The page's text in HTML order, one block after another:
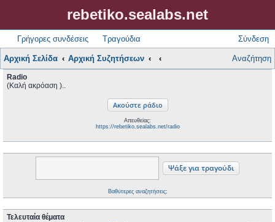
rebetiko.sealabs.net
Γρήγορες συνδέσεις Τραγούδια Σύνδεση
Αρχική Σελίδα Αρχική Συζητήσεων Αναζήτηση
Radio
(Καλή ακρόαση )..
Απευθείας:
https://rebetiko.sealabs.net/radio
Βαθύτερες αναζητήσεις;
Τελευταία θέματα